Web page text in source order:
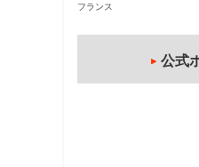
フランス
公式